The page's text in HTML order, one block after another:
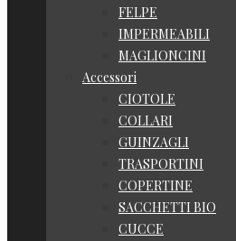
FELPE
IMPERMEABILI
MAGLIONCINI
Accessori
CIOTOLE
COLLARI
GUINZAGLI
TRASPORTINI
COPERTINE
SACCHETTI BIO
CUCCE